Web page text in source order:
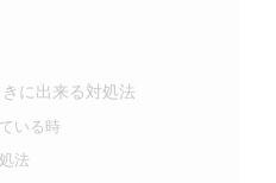
に出来る対処法
いる時
法